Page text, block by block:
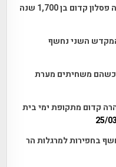
בן 1,700 שנה
המקדש השני נחשף
כשהם משחיתים מערת
קדום מתקופת ימי בית
25/
בחפירות למרגלות הר